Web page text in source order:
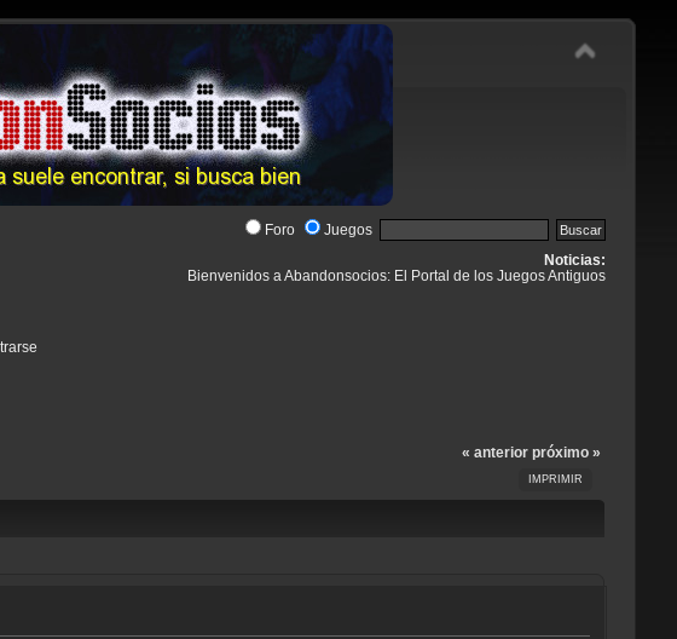
Foro Juegos
Noticias:
Bienvenidos a Abandonsocios: El Portal de los Juegos Antiguos
« anterior próximo »
IMPRIMIR